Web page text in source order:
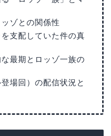
ゾとの関係性
支配していた件の真
最期とロッゾ一族の
場回）の配信状況と